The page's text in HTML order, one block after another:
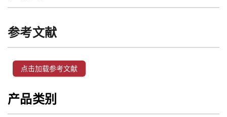
参考文献
点击加载参考文献
产品类别